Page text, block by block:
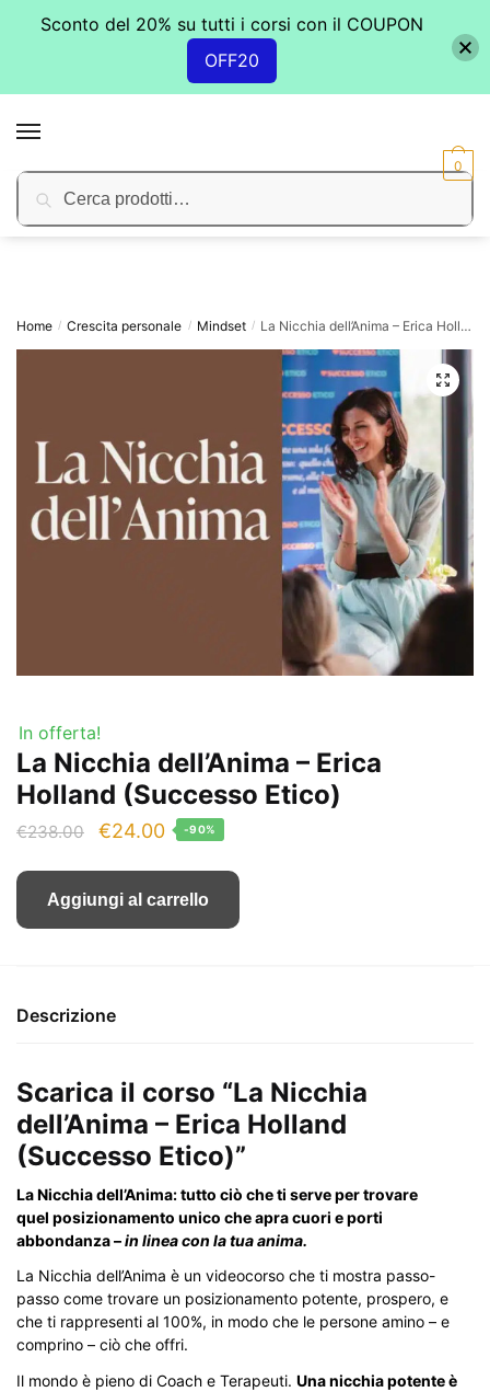
Cerca:Cerca
0
Home / Crescita personale / Mindset / La Nicchia dell’Anima – Erica Holland (Successo Etico)
In offerta!
La Nicchia dell’Anima – Erica
Holland (Successo Etico)
€238.00
Il
originale
€24.00Il
attuale
-90%
Aggiungi al carrello
Descrizione
Scarica il corso “La Nicchia
dell’Anima – Erica Holland
(Successo Etico)”
La Nicchia dell’Anima: tutto ciò che ti serve per trovare
quel posizionamento unico che apra cuori e porti
abbondanza –in linea con la tua anima.
La Nicchia dell’Anima è un videocorso che ti mostra passo-
passo come trovare un posizionamento potente, prospero, e
che ti rappresenti al 100%, in modo che le persone amino – e
comprino – ciò che offri.
Il mondo è pieno di Coach e Terapeuti. Una nicchia potente è
Sconto del 20% su tutti i corsi con il COUPON
OFF20